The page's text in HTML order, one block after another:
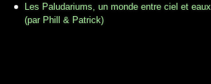
Les Paludariums, un monde entre ciel et eaux
(par Phill & Patrick)